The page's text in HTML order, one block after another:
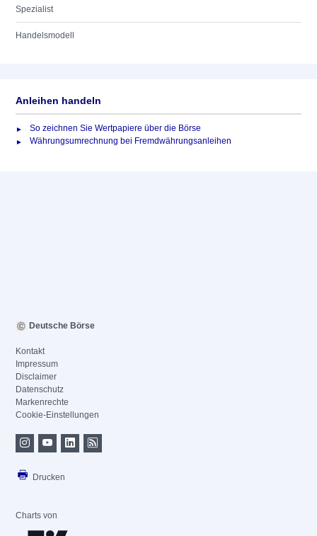
Spezialist
Handelsmodell
Anleihen handeln
So zeichnen Sie Wertpapiere über die Börse
Währungsumrechnung bei Fremdwährungsanleihen
Deutsche Börse
Kontakt
Impressum
Disclaimer
Datenschutz
Markenrechte
Cookie-Einstellungen
Drucken
Charts von